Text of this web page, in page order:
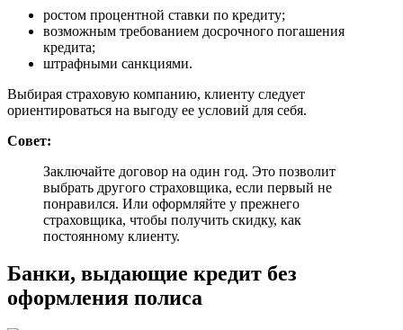
ростом процентной ставки по кредиту;
возможным требованием досрочного погашения
кредита;
штрафными санкциями.
Выбирая страховую компанию, клиенту следует
ориентироваться на выгоду ее условий для себя.
Совет:
Заключайте договор на один год. Это позволит
выбрать другого страховщика, если первый не
понравился. Или оформляйте у прежнего
страховщика, чтобы получить скидку, как
постоянному клиенту.
Банки, выдающие кредит без
оформления полиса